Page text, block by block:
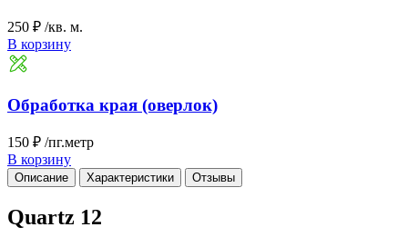
250 ₽ /кв. м.
В корзину
Обработка края (оверлок)
150 ₽ /пг.метр
В корзину
Описание Характеристики Отзывы
Quartz 12